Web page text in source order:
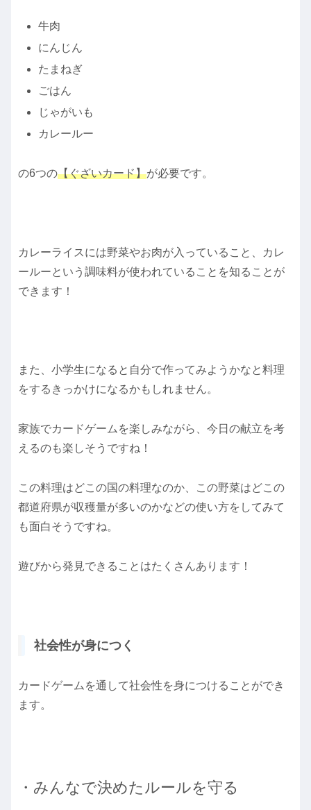
牛肉
にんじん
たまねぎ
ごはん
じゃがいも
カレールー
の6つの【ぐざいカード】が必要です。
カレーライスには野菜やお肉が入っていること、カレ
ールーという調味料が使われていることを知ることが
できます！
また、小学生になると自分で作ってみようかなと料理
をするきっかけになるかもしれません。
家族でカードゲームを楽しみながら、今日の献立を考
えるのも楽しそうですね！
この料理はどこの国の料理なのか、この野菜はどこの
都道府県が収穫量が多いのかなどの使い方をしてみて
も面白そうですね。
遊びから発見できることはたくさんあります！
社会性が身につく
カードゲームを通して社会性を身につけることができ
ます。
・みんなで決めたルールを守る